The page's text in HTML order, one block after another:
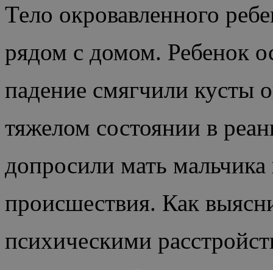
Тело окровавленного
рядом с домом. Ребенок
падение смягчили кусты
тяжелом состоянии в
допросили мать
происшествия. Как
психическими